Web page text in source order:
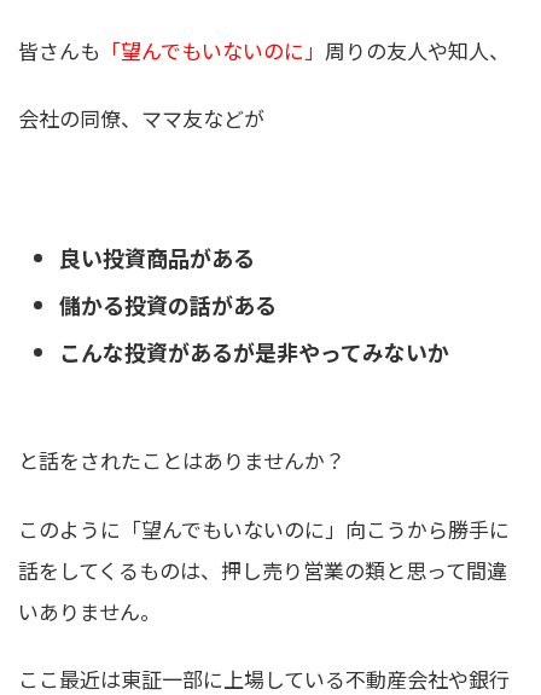
皆さんも 「望んでもいないのに」 周りの友人や知人、
会社の同僚、ママ友などが
良い投資商品がある
儲かる投資の話がある
こんな投資があるが是非やってみないか
と話をされたことはありませんか？
このように 「望んでもいないのに」向こうから勝手に
話をしてくるものは、押し売り営業の類と思って間違
いありません。
ここ最近は東証一部に上場している不動産会社や銀行